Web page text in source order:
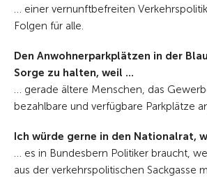
… einer vernunftbefreiten
Folgen für alle.
Den Anwohnerparkplätzen in der
Sorge zu halten, weil ...
… gerade ältere Menschen, das
bezahlbare und verfügbare Parkplätze
Ich würde gerne in den Nationalrat,
… es in Bundesbern Politiker braucht,
aus der verkehrspolitischen Sackgasse